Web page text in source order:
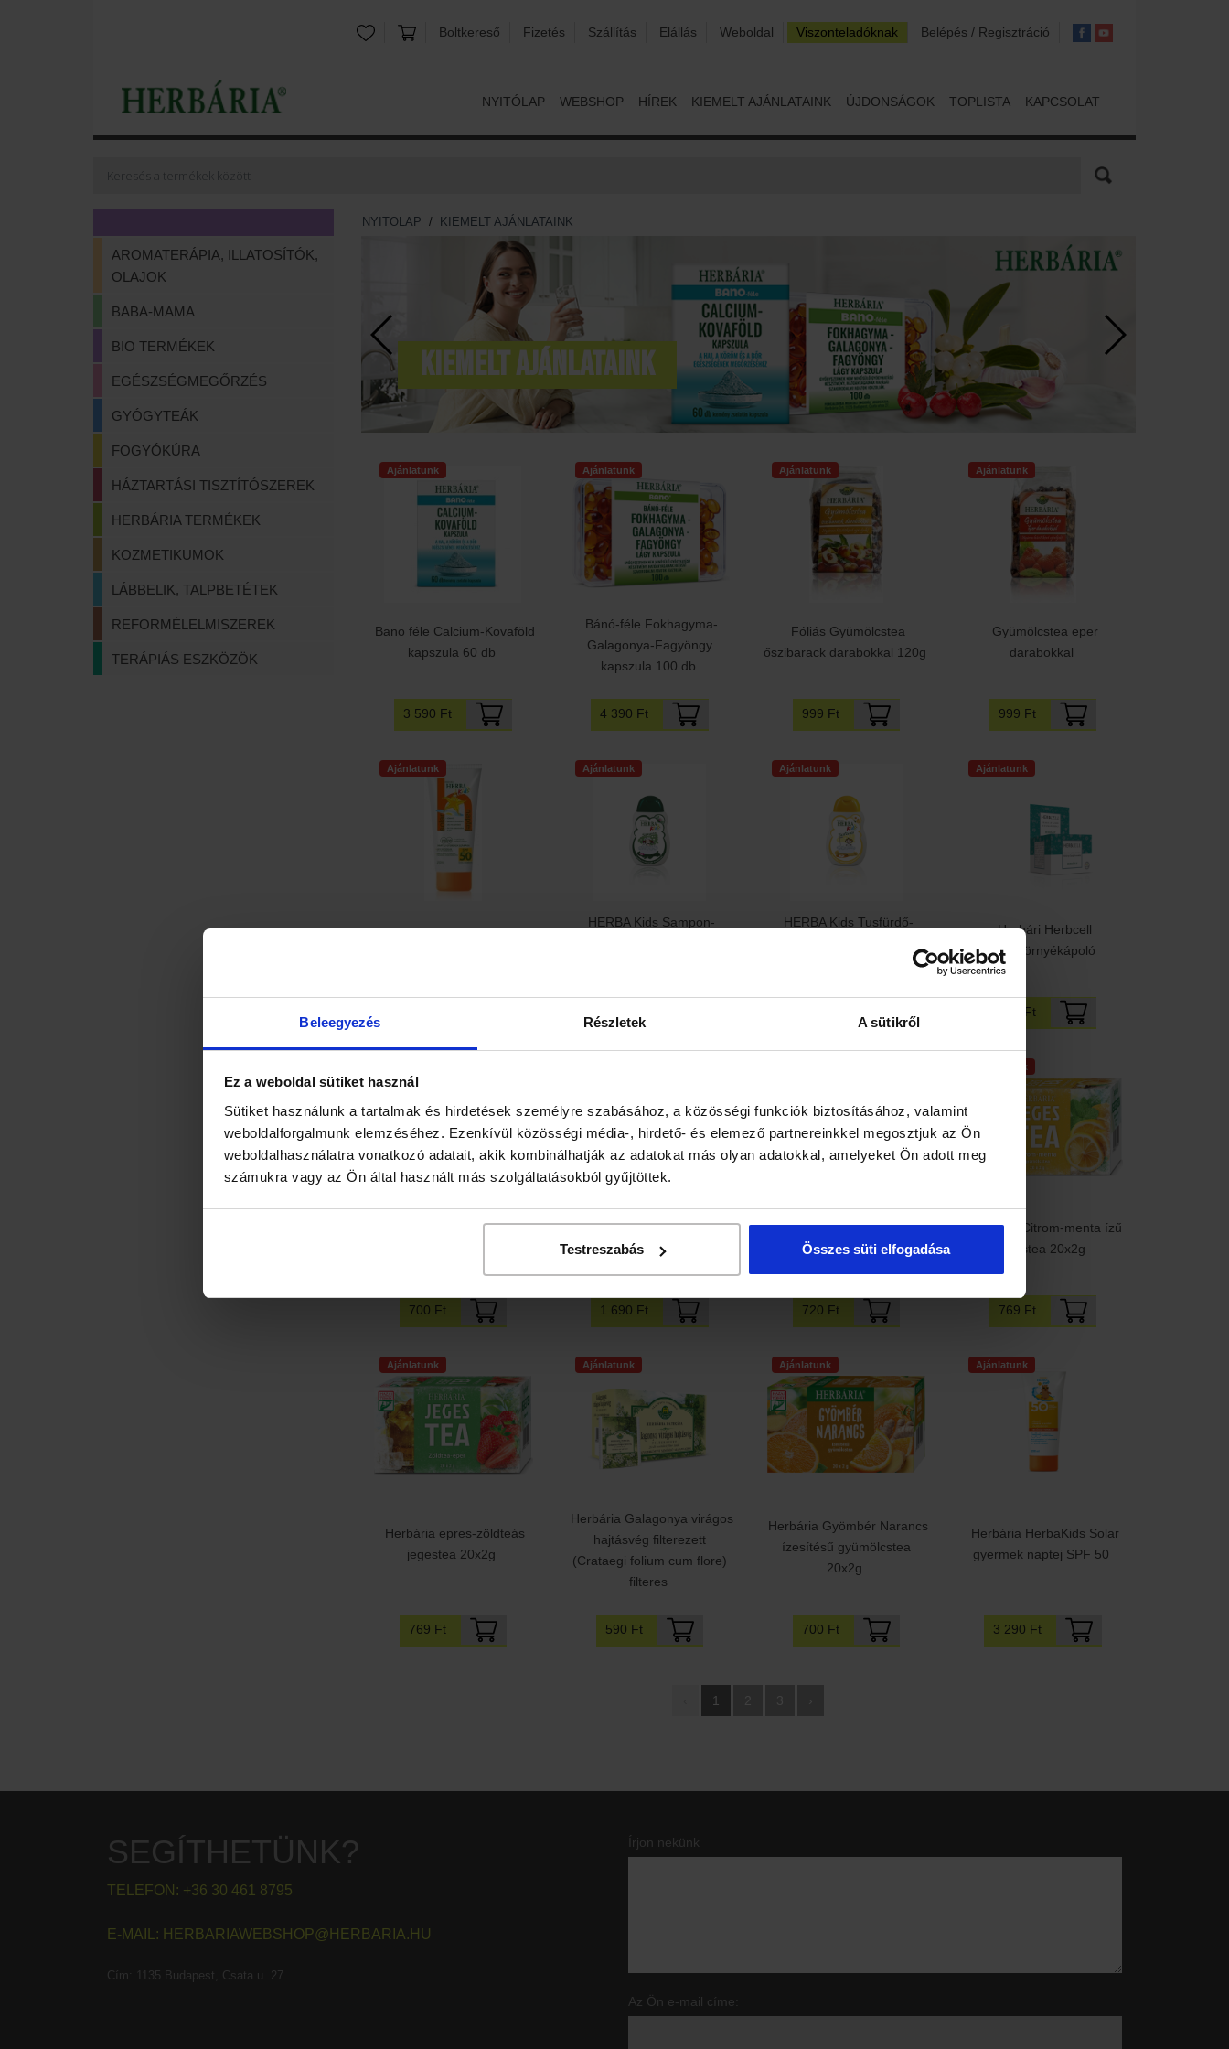
Beleegyezés Részletek A sütikről
Ez a weboldal sütiket használ
Sütiket használunk a tartalmak és hirdetések személyre szabásához, a közösségi funkciók biztosításához, valamint
weboldalforgalmunk elemzéséhez. Ezenkívül közösségi média-, hirdető- és elemező partnereinkkel megosztjuk az Ön
weboldalhasználatra vonatkozó adatait, akik kombinálhatják az adatokat más olyan adatokkal, amelyeket Ön adott meg
számukra vagy az Ön által használt más szolgáltatásokból gyűjtöttek.
Testreszabás Összes süti elfogadása
Boltkereső Fizetés Szállítás Elállás Weboldal Viszonteladóknak Belépés / Regisztráció
NYITÓLAP WEBSHOP HÍREK KIEMELT AJÁNLATAINK ÚJDONSÁGOK TOPLISTA KAPCSOLAT
AROMATERÁPIA, ILLATOSÍTÓK,
OLAJOK
BABA-MAMA
BIO TERMÉKEK
EGÉSZSÉGMEGŐRZÉS
GYÓGYTEÁK
FOGYÓKÚRA
HÁZTARTÁSI TISZTÍTÓSZEREK
HERBÁRIA TERMÉKEK
KOZMETIKUMOK
LÁBBELIK, TALPBETÉTEK
REFORMÉLELMISZEREK
TERÁPIÁS ESZKÖZÖK
NYITOLAP / KIEMELT AJÁNLATAINK
Kiemelt ajánlataink
Ajánlatunk
Bano féle Calcium-Kovaföld
kapszula 60 db
3 590 Ft
Ajánlatunk
Bánó-féle Fokhagyma-
Galagonya-Fagyöngy
kapszula 100 db
4 390 Ft
Ajánlatunk
Fóliás Gyümölcstea
őszibarack darabokkal 120g
999 Ft
Ajánlatunk
Gyümölcstea eper
darabokkal
999 Ft
Ajánlatunk Ajánlatunk
HERBA Kids Sampon-
Ajánlatunk
HERBA Kids Tusfürdő-
Ajánlatunk
Herbári Herbcell
szemkörnyékápoló
840 Ft
Herbária Ananász és
700 Ft
Herbária Bodza-gyömbér
szörp 500ml-repack
1 690 Ft
tusfürdő körömvirág
720 Ft
Ajánlatunk
Herbária Citrom-menta ízű
jegestea 20x2g
769 Ft
Ajánlatunk
Herbária epres-zöldteás
jegestea 20x2g
769 Ft
Ajánlatunk
Herbária Galagonya virágos
hajtásvég filterezett
(Crataegi folium cum flore)
filteres
590 Ft
Ajánlatunk
Herbária Gyömbér Narancs
ízesítésű gyümölcstea
20x2g
700 Ft
Ajánlatunk
Herbária HerbaKids Solar
gyermek naptej SPF 50
3 290 Ft
1
SEGÍTHETÜNK?
TELEFON: +36 30 461 8795
E-MAIL: HERBARIAWEBSHOP@HERBARIA.HU
Cím: 1135 Budapest, Csata u. 27.
Írjon nekünk
Az Ön e-mail címe: